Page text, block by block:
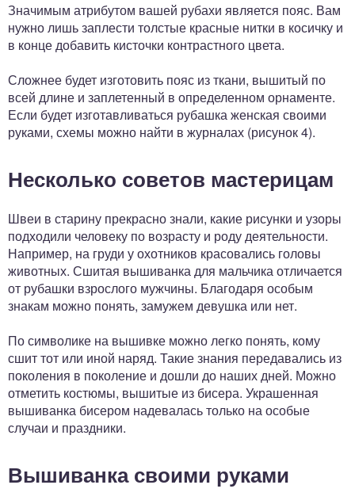
Значимым атрибутом вашей рубахи является пояс. Вам
нужно лишь заплести толстые красные нитки в косичку и
в конце добавить кисточки контрастного цвета.
Сложнее будет изготовить пояс из ткани, вышитый по
всей длине и заплетенный в определенном орнаменте.
Если будет изготавливаться рубашка женская своими
руками, схемы можно найти в журналах (рисунок 4).
Несколько советов мастерицам
Швеи в старину прекрасно знали, какие рисунки и узоры
подходили человеку по возрасту и роду деятельности.
Например, на груди у охотников красовались головы
животных. Сшитая вышиванка для мальчика отличается
от рубашки взрослого мужчины. Благодаря особым
знакам можно понять, замужем девушка или нет.
По символике на вышивке можно легко понять, кому
сшит тот или иной наряд. Такие знания передавались из
поколения в поколение и дошли до наших дней. Можно
отметить костюмы, вышитые из бисера. Украшенная
вышиванка бисером надевалась только на особые
случаи и праздники.
Вышиванка своими руками